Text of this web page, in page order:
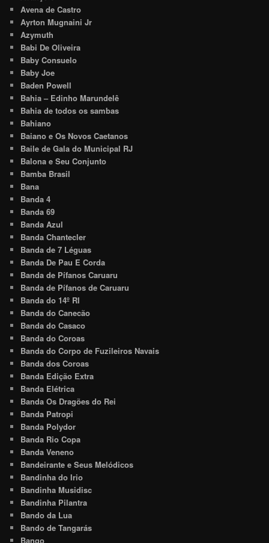
Avena de Castro
Ayrton Mugnaini Jr
Azymuth
Babi De Oliveira
Baby Consuelo
Baby Joe
Baden Powell
Bahia – Edinho Marundelê
Bahia de todos os sambas
Bahiano
Baiano e Os Novos Caetanos
Baile de Gala do Municipal RJ
Balona e Seu Conjunto
Bamba Brasil
Bana
Banda 4
Banda 69
Banda Azul
Banda Chantecler
Banda de 7 Léguas
Banda De Pau E Corda
Banda de Pífanos Caruaru
Banda de Pífanos de Caruaru
Banda do 14º RI
Banda do Canecão
Banda do Casaco
Banda do Coroas
Banda do Corpo de Fuzileiros Navais
Banda dos Coroas
Banda Edição Extra
Banda Elétrica
Banda Os Dragões do Rei
Banda Patropi
Banda Polydor
Banda Rio Copa
Banda Veneno
Bandeirante e Seus Melódicos
Bandinha do Irio
Bandinha Musidisc
Bandinha Pilantra
Bando da Lua
Bando de Tangarás
Bango